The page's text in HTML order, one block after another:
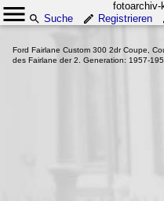
fotoarchiv-
Suche
Registrieren
Ford Fairlane Custom 300 2dr Coupe,
des Fairlane der 2. Generation: 1957-